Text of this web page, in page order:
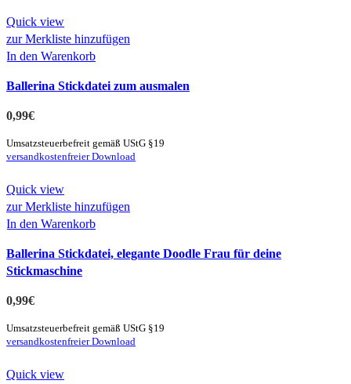
Quick view
zur Merkliste hinzufügen
In den Warenkorb
Ballerina Stickdatei zum ausmalen
0,99€
Umsatzsteuerbefreit gemäß UStG §19
versandkostenfreier Download
Quick view
zur Merkliste hinzufügen
In den Warenkorb
Ballerina Stickdatei, elegante Doodle Frau für deine
Stickmaschine
0,99€
Umsatzsteuerbefreit gemäß UStG §19
versandkostenfreier Download
Quick view